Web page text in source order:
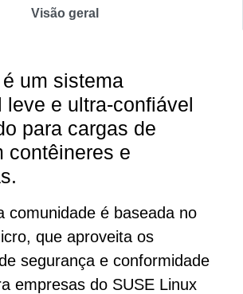
Visão geral
um sistema
leve e ultra-confiável
para cargas de
contêineres e
comunidade é baseada no
que aproveita os
segurança e conformidade
empresas do SUSE Linux